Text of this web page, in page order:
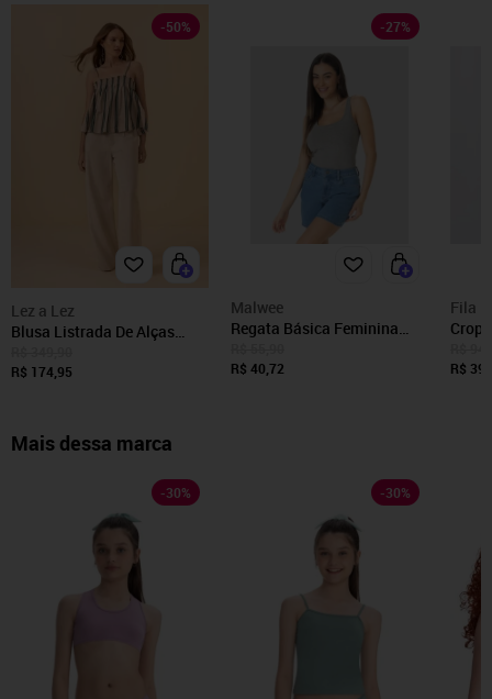
-50%
Lez a Lez
Blusa Listrada De Alças
Responsável
R$ 174,95
-27%
Malwee
Regata Básica Feminina
R$ 40,72
Fila
R$
Mais dessa marca
-30% -30%